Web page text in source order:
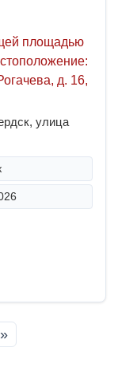
площадью
д. 16,
улица
»